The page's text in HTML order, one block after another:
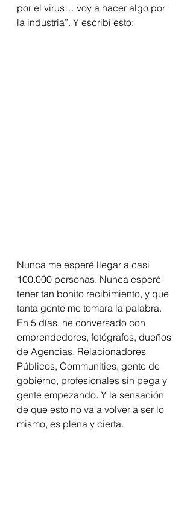
por el virus… voy a hacer algo por
la industria”. Y escribí esto:
Nunca me esperé llegar a casi
100.000 personas. Nunca esperé
tener tan bonito recibimiento, y que
tanta gente me tomara la palabra.
En 5 días, he conversado con
emprendedores, fotógrafos, dueños
de Agencias, Relacionadores
Públicos, Communities, gente de
gobierno, profesionales sin pega y
gente empezando. Y la sensación
de que esto no va a volver a ser lo
mismo, es plena y cierta.